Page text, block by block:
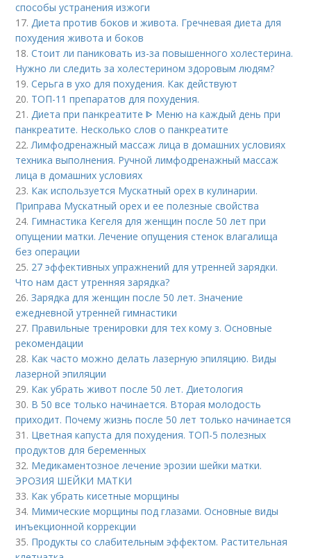
способы устранения изжоги
17.Диета против боков и живота. Гречневая диета для
похудения живота и боков
18.Стоит ли паниковать из-за повышенного холестерина.
Нужно ли следить за холестерином здоровым людям?
19.Серьга в ухо для похудения. Как действуют
20. ТОП-11 препаратов для похудения.
21.Диета при панкреатите ᐈ Меню на каждый день при
панкреатите. Несколько слов о панкреатите
22.Лимфодренажный массаж лица в домашних условиях
техника выполнения. Ручной лимфодренажный массаж
лица в домашних условиях
23. Как используется Мускатный орех в кулинарии.
Приправа Мускатный орех и ее полезные свойства
24. Гимнастика Кегеля для женщин после 50 лет при
опущении матки. Лечение опущения стенок влагалища
без операции
25. 27 эффективных упражнений для утренней зарядки.
Что нам даст утренняя зарядка?
26.Зарядка для женщин после 50 лет. Значение
ежедневной утренней гимнастики
27. Правильные тренировки для тех кому з. Основные
рекомендации
28. Как часто можно делать лазерную эпиляцию. Виды
лазерной эпиляции
29. Как убрать живот после 50 лет. Диетология
30. В 50 все только начинается. Вторая молодость
приходит. Почему жизнь после 50 лет только начинается
31. Цветная капуста для похудения. ТОП-5 полезных
продуктов для беременных
32. Медикаментозное лечение эрозии шейки матки.
ЭРОЗИЯ ШЕЙКИ МАТКИ
33. Как убрать кисетные морщины
34. Мимические морщины под глазами. Основные виды
инъекционной коррекции
35. Продукты со слабительным эффектом. Растительная